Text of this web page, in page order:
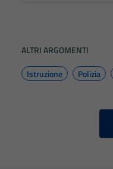
ALTRI ARGOMENTI
Istruzione
Polizia